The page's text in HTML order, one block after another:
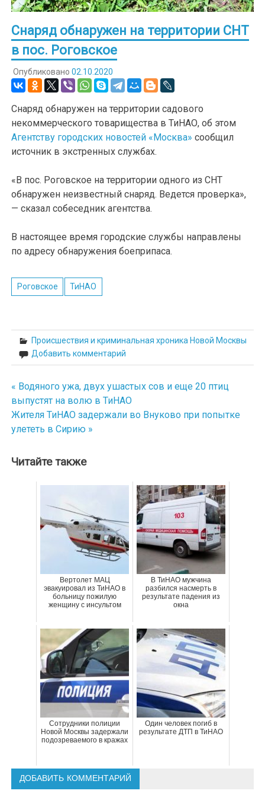
Снаряд обнаружен на территории СНТ
в пос. Роговское
Опубликовано 02.10.2020
Снаряд обнаружен на территории садового
некоммерческого товарищества в ТиНАО, об этом
Агентству городских новостей «Москва» сообщил
источник в экстренных службах.
«В пос. Роговское на территории одного из СНТ
обнаружен неизвестный снаряд. Ведется проверка»,
— сказал собеседник агентства.
В настоящее время городские службы направлены
по адресу обнаружения боеприпаса.
Роговское ТиНАО
Происшествия и криминальная хроника Новой Москвы
Добавить комментарий
Навигация
по
записям
« Водяного ужа, двух ушастых сов и еще 20 птиц
выпустят на волю в ТиНАО
Жителя ТиНАО задержали во Внуково при попытке
улететь в Сирию »
Читайте также
Вертолет МАЦ
эвакуировал из ТиНАО в
больницу пожилую
женщину с инсультом
В ТиНАО мужчина
разбился насмерть в
результате падения из
окна
Сотрудники полиции
Новой Москвы задержали
подозреваемого в кражах
Один человек погиб в
результате ДТП в ТиНАО
ДОБАВИТЬ КОММЕНТАРИЙ